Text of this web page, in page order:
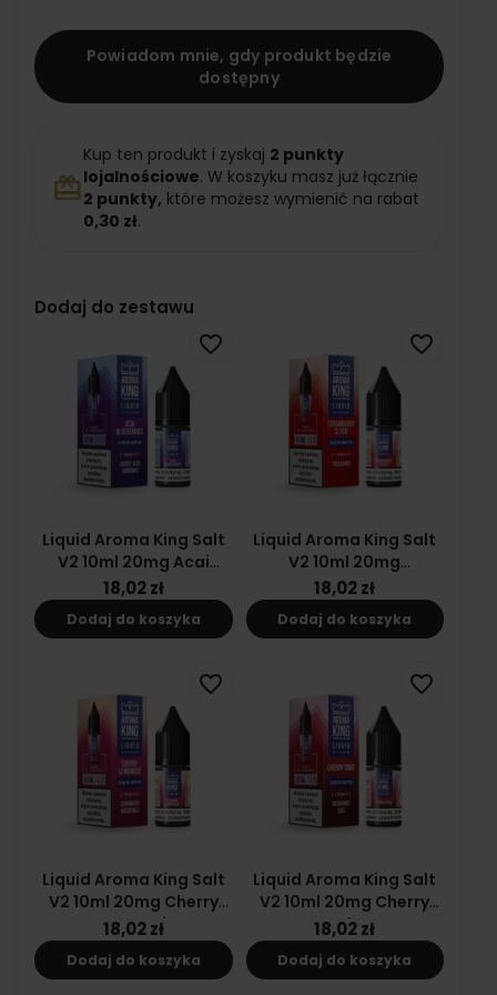
Powiadom mnie, gdy produkt będzie
dostępny
redeem
Kup ten produkt i zyskaj 2 punkty
lojalnościowe. W koszyku masz już łącznie
2 punkty, które możesz wymienić na rabat
0,30 zł.
Dodaj do zestawu
Liquid Aroma King Salt
V2 10ml 20mg Acai
Blueberries
18,02 zł
Dodaj do koszyka
favorite_border
Liquid Aroma King Salt
V2 10ml 20mg
Strawberry Slush
18,02 zł
Dodaj do koszyka
favorite_border
Liquid Aroma King Salt
V2 10ml 20mg Cherry
Lemonade
18,02 zł
Dodaj do koszyka
favorite_border
Liquid Aroma King Salt
V2 10ml 20mg Cherry
Coke
18,02 zł
Dodaj do koszyka
favorite_border